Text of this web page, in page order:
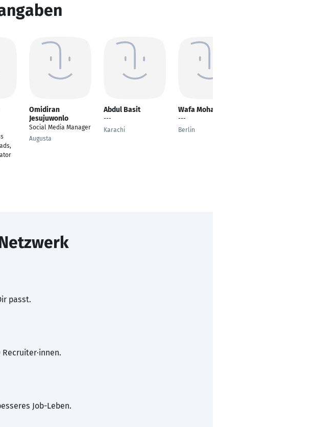
Omidiran
Jesujuwonlo
Social Media Manager
Augusta
Abdul Basit
---
Karachi
Wafa Mohamed
---
Berlin
passt.
Job-Leben.